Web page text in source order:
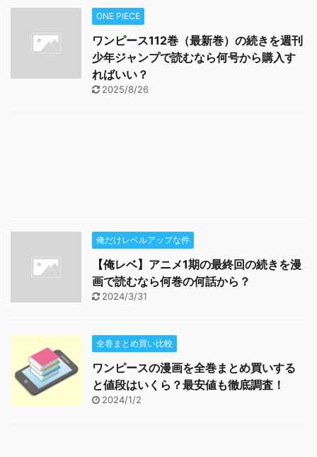
ONE PIECE
ワンピース112巻（最新巻）の続きを週刊
少年ジャンプで読むなら何号から購入す
ればいい？
2025/8/26
俺だけレベルアップな件
【俺レベ】アニメ1期の最終回の続きを漫
画で読むなら何巻の何話から？
2024/3/31
全巻まとめ買い比較
ワンピースの漫画を全巻まとめ買いする
と値段はいくら？最安値も徹底調査！
2024/1/2